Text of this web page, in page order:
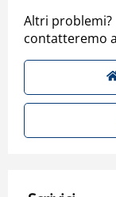
Altri problemi?
contatteremo